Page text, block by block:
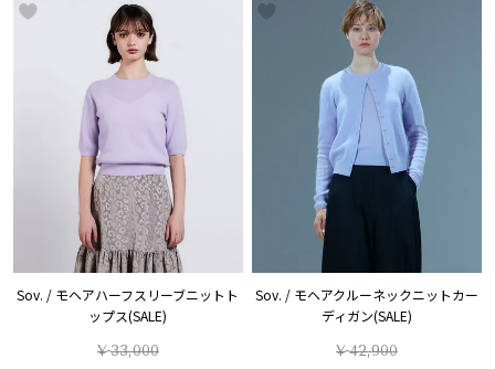
Sov. / モヘアハーフスリーブニットト
ップス(SALE)
¥33,000
Sov. / モヘアクルーネックニットカー
ディガン(SALE)
¥42,900